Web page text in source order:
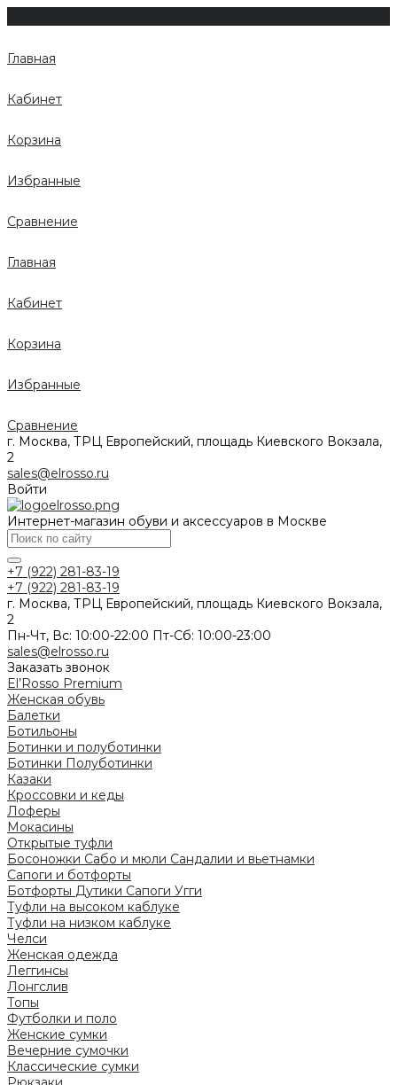
Главная
Кабинет
Корзина
Избранные
Сравнение
Главная
Кабинет
Корзина
Избранные
Сравнение
г. Москва, ТРЦ Европейский, площадь Киевского Вокзала,
2
sales@elrosso.ru
Войти
Интернет-магазин обуви и аксессуаров в Москве
+7 (922) 281-83-19
+7 (922) 281-83-19
г. Москва, ТРЦ Европейский, площадь Киевского Вокзала,
2
Пн-Чт, Вс: 10:00-22:00 Пт-Сб: 10:00-23:00
sales@elrosso.ru
Заказать звонок
El’Rosso Premium
Женская обувь
Балетки
Ботильоны
Ботинки и полуботинки
Ботинки Полуботинки
Казаки
Кроссовки и кеды
Лоферы
Мокасины
Открытые туфли
Босоножки Сабо и мюли Сандалии и вьетнамки
Сапоги и ботфорты
Ботфорты Дутики Сапоги Угги
Туфли на высоком каблуке
Туфли на низком каблуке
Челси
Женская одежда
Леггинсы
Лонгслив
Топы
Футболки и поло
Женские сумки
Вечерние сумочки
Классические сумки